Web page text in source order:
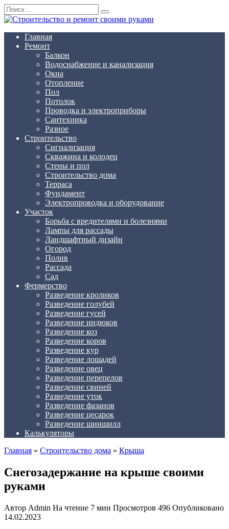
Перейти
к
содержанию
Search
for:
Главная
Ремонт
Балкон
Водоснабжение и канализация
Окна
Отопление
Пол
Потолок
Проводка и электроприборы
Сантехника
Разное
Строительство
Сигнализация
Скважина и колодец
Стены и пол
Строительство дома
Терраса
Фундамент
Электропроводка и оборудование
Участок
Борьба с вредителями и болезнями
Лампы для рассады
Ландшафтный дизайн
Огород
Полив
Рассада
Сад
Фермерство
Разведение кроликов
Разведение голубей
Разведение гусей
Разведение индюков
Разведение коз
Разведение коров
Разведение кур
Разведение лошадей
Разведение овец
Разведение перепелов
Разведение свиней
Разведение уток
Разведение фазанов
Разведение цесарок
Разведение шиншилл
Калькуляторы
Главная » Строительство дома » Крыша
Снегозадержание на крыше своими
руками
Автор Admin На чтение 7 мин Просмотров 496 Опубликовано
14.02.2023